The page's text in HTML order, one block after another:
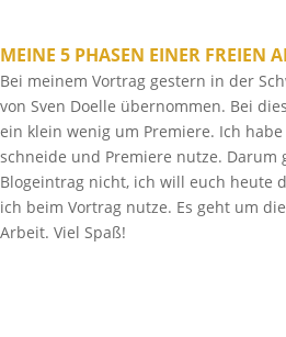
MEINE 5 PHASEN EINER FREIEN
Bei meinem Vortrag gestern in der
von Sven Doelle übernommen. Bei
ein klein wenig um Premiere. Ich
schneide und Premiere nutze. Darum
Blogeintrag nicht, ich will euch heute
ich beim Vortrag nutze. Es geht um
Arbeit. Viel Spaß!